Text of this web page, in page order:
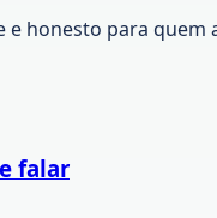
honesto para
falar